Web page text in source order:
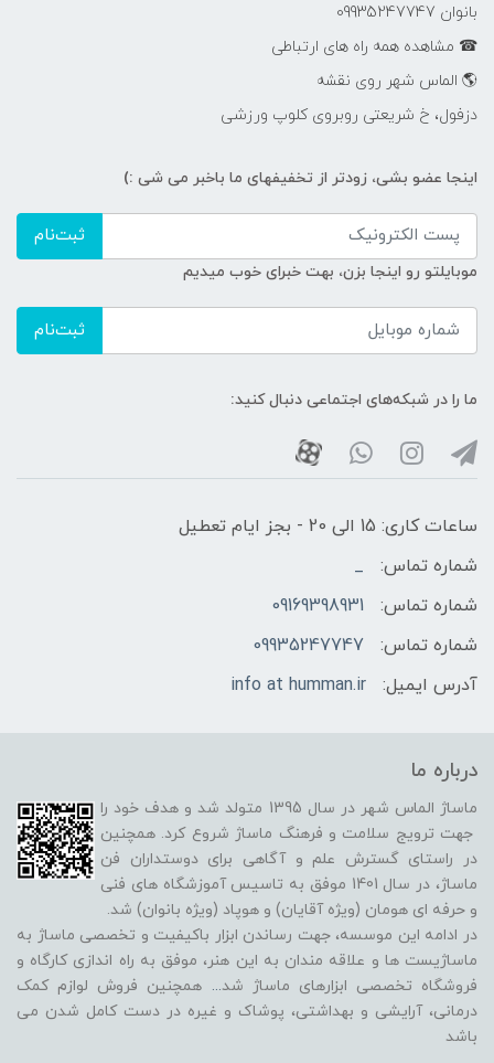
بانوان 09935247747
☎ مشاهده همه راه های ارتباطی
🌎 الماس شهر روی نقشه
دزفول، خ شریعتی روبروی کلوپ ورزشی
اینجا عضو بشی، زودتر از تخفیفهای ما باخبر می شی :)
ثبت‌نام
موبایلتو رو اینجا بزن، بهت خبرای خوب میدیم
ثبت‌نام
ما را در شبکه‌های اجتماعی دنبال کنید:
ساعات کاری: 15 الی 20 - بجز ایام تعطیل
شماره تماس:
_
شماره تماس:
09169398931
شماره تماس:
09935247747
آدرس ایمیل:
info at humman.ir
درباره ما
ماساژ الماس شهر در سال 1395 متولد شد و هدف خود را
جهت ترویج سلامت و فرهنگ ماساژ شروع کرد. همچنین
در راستای گسترش علم و آگاهی برای دوستداران فن
ماساژ، در سال 1401 موفق به تاسیس آموزشگاه های فنی
و حرفه ای هومان (ویژه آقایان) و هوپاد (ویژه بانوان) شد.
در ادامه این موسسه، جهت رساندن ابزار باکیفیت و تخصصی ماساژ به
ماساژیست ها و علاقه مندان به این هنر، موفق به راه اندازی کارگاه و
فروشگاه تخصصی ابزارهای ماساژ شد... همچنین فروش لوازم کمک
درمانی، آرایشی و بهداشتی، پوشاک و غیره در دست کامل شدن می
باشد